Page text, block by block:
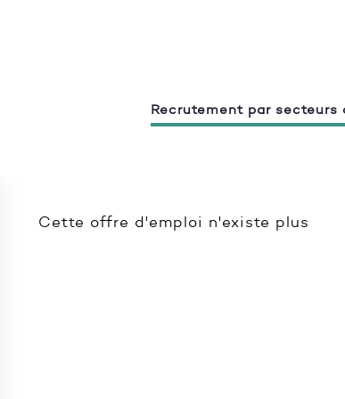
Recrutement par
Cette offre d'emploi n'existe plus